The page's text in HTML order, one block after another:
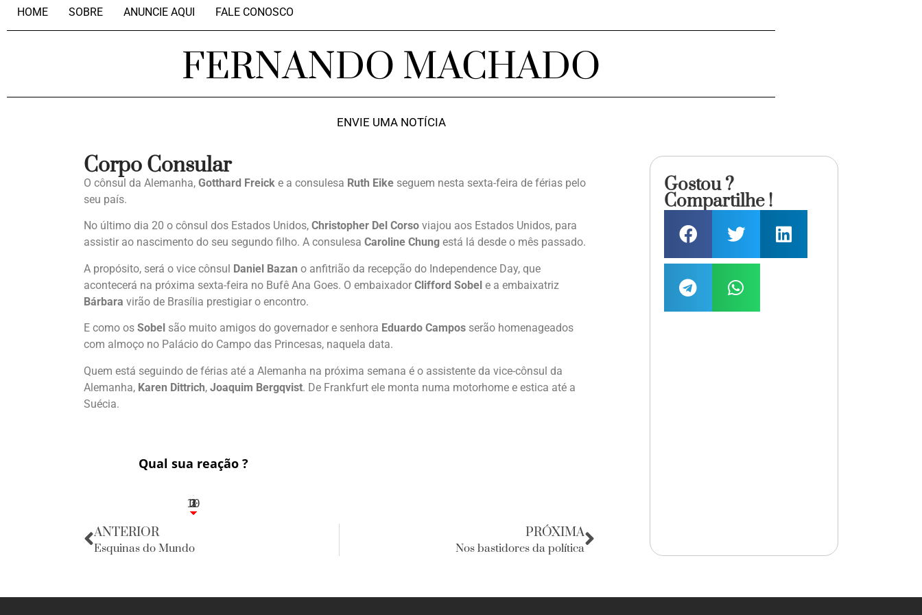
HOME SOBRE ANUNCIE AQUI FALE CONOSCO
FERNANDO MACHADO
ENVIE UMA NOTÍCIA
Corpo Consular
O cônsul da Alemanha, Gotthard Freick e a consulesa Ruth Eike seguem nesta sexta-feira de férias pelo
seu país.
No último dia 20 o cônsul dos Estados Unidos, Christopher Del Corso viajou aos Estados Unidos, para
assistir ao nascimento do seu segundo filho. A consulesa Caroline Chung está lá desde o mês passado.
A propósito, será o vice cônsul Daniel Bazan o anfitrião da recepção do Independence Day, que
acontecerá na próxima sexta-feira no Bufê Ana Goes. O embaixador Clifford Sobel e a embaixatriz
Bárbara virão de Brasília prestigiar o encontro.
E como os Sobel são muito amigos do governador e senhora Eduardo Campos serão homenageados
com almoço no Palácio do Campo das Princesas, naquela data.
Quem está seguindo de férias até a Alemanha na próxima semana é o assistente da vice-cônsul da
Alemanha, Karen Dittrich, Joaquim Bergqvist. De Frankfurt ele monta numa motorhome e estica até a
Suécia.
Qual sua reação ?
3
1
1
2
10
ANTERIOR
Esquinas do Mundo
PRÓXIMA
Nos bastidores da política
Gostou ?
Compartilhe !